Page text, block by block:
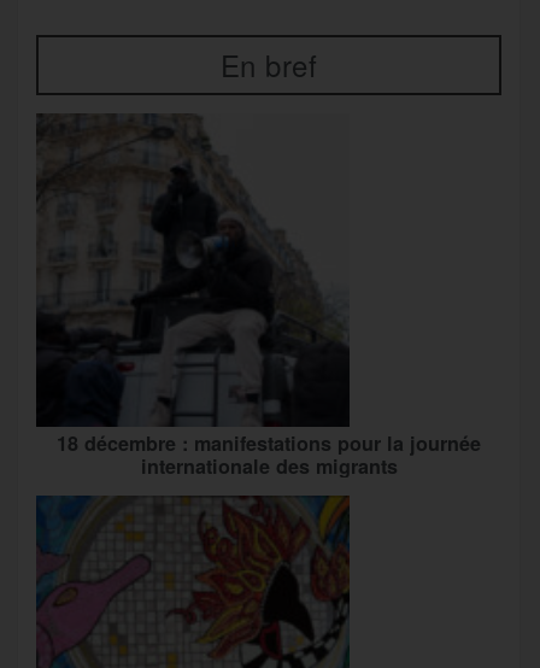
En bref
18 décembre : manifestations pour la journée
internationale des migrants